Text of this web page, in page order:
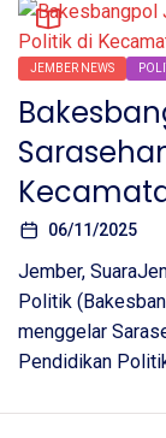
JEMBER NEWS
06/11/2025
Jember,
Politik
menggelar
Pendidikan